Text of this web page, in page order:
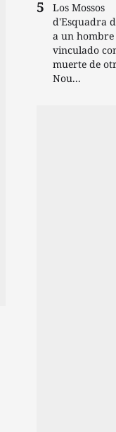
Los Mossos
d'Esquadra
a un hombre
vinculado
muerte de
Nou...